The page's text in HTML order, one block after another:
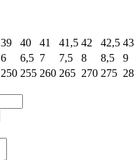
39 40 41 41,5 42 42,5 43
6 6,5 7 7,5 8 8,5
9
250 255 260 265 270 275